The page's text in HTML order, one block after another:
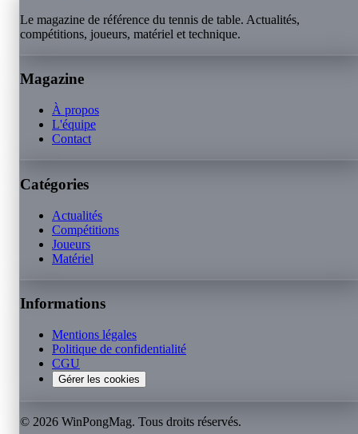
Le magazine de référence du tennis de table. Actualités,
compétitions, joueurs, matériel et technique.
Magazine
À propos
L'équipe
Contact
Catégories
Actualités
Compétitions
Joueurs
Matériel
Informations
Mentions légales
Politique de confidentialité
CGU
Gérer les cookies
© 2026 WinPongMag. Tous droits réservés.